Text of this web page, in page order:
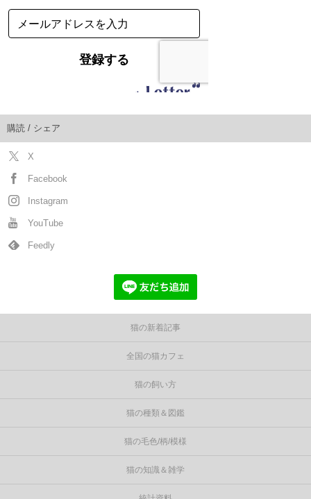
購読 / シェア
X
Facebook
Instagram
YouTube
Feedly
猫の新着記事
全国の猫カフェ
猫の飼い方
猫の種類＆図鑑
猫の毛色/柄/模様
猫の知識＆雑学